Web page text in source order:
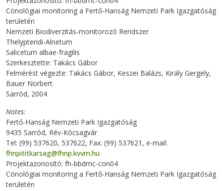
Cönológiai monitoring a Fertő-Hanság Nemzeti Park Igazgatóság
területén
Nemzeti Biodiverzitás-monitorozó Rendszer
Thelypteridi-Alnetum
Salicetum albae-fragilis
Szerkesztette: Takács Gábor
Felmérést végezte: Takács Gábor, Keszei Balázs, Király Gergely,
Bauer Norbert
Sarród, 2004
Notes
Fertő-Hanság Nemzeti Park Igazgatóság
9435 Sarród, Rév-Kócsagvár
Tel: (99) 537620, 537622, Fax: (99) 537621, e-mail:
fhnpititkarsag@fhnp.kvvm.hu
Projektazonosító: fh-bbdmc-con04
Cönológiai monitoring a Fertő-Hanság Nemzeti Park Igazgatóság
területén